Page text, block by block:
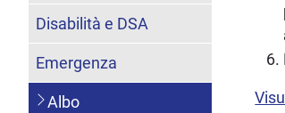
Disabilità e DSA
Emergenza
Albo